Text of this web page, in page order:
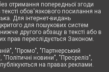
отримання попередньої згоди
обов'язкового посилання на
Для інтернет-видань
для пошукових систем
другого абзацу в тексті або в
прав переслідується Законом.
"Промо", "Партнерський
новини", "Пресреліз",
на правах реклами.